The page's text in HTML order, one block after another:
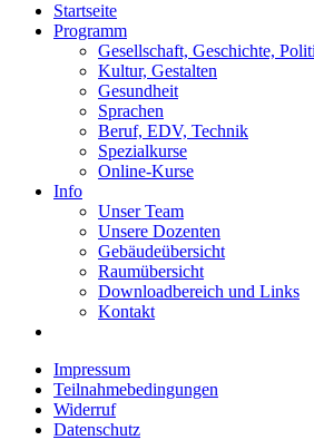
Startseite
Programm
Gesellschaft, Geschichte,
Kultur, Gestalten
Gesundheit
Sprachen
Beruf, EDV, Technik
Spezialkurse
Online-Kurse
Info
Unser Team
Unsere Dozenten
Gebäudeübersicht
Raumübersicht
Downloadbereich und Links
Kontakt
Impressum
Teilnahmebedingungen
Widerruf
Datenschutz